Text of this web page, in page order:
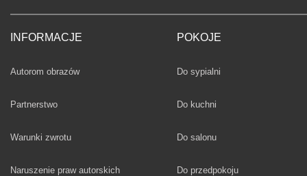
INFORMACJE
Autorom obrazów
Partnerstwo
Warunki zwrotu
Naruszenie praw autorskich
POKOJE
Fototapety
Do sypialni
Fototapety
Do kuchni
Fototapety
Do salonu
Fototapety
Do przedpokoju